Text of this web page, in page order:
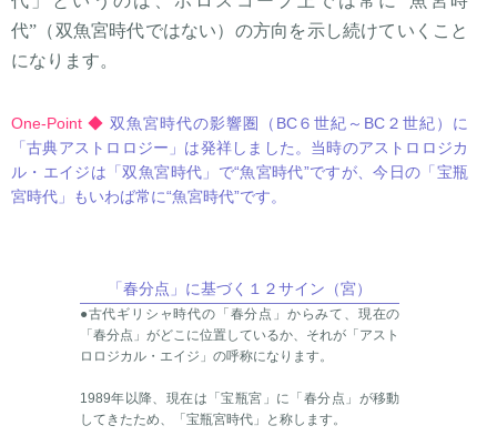
代”（双魚宮時代ではない）の方向を示し続けていくこと
になります。
One-Point ◆ 双魚宮時代の影響圏（BC６世紀～BC２世紀）に
「古典アストロロジー」は発祥しました。当時のアストロロジカ
ル・エイジは「双魚宮時代」で“魚宮時代”ですが、今日の「宝瓶
宮時代」もいわば常に“魚宮時代”です。
「春分点」に基づく１２サイン（宮）
●古代ギリシャ時代の「春分点」からみて、現在の
「春分点」がどこに位置しているか、それが「アスト
ロロジカル・エイジ」の呼称になります。
1989年以降、現在は「宝瓶宮」に「春分点」が移動
してきたため、「宝瓶宮時代」と称します。